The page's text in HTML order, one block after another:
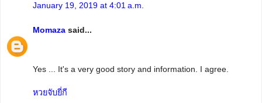
January 19, 2019 at 4:01 a.m.
Momaza said...
Yes ... It's a very good story and information. I agree.
หวยจับยี่กี